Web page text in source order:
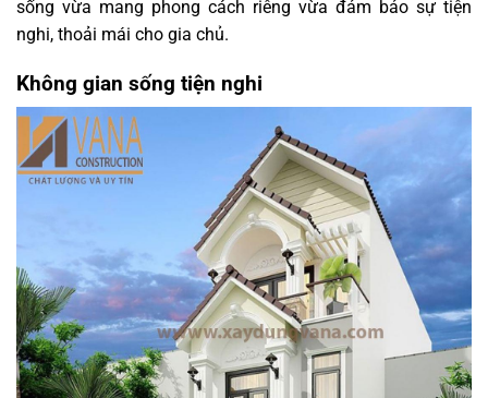
sống vừa mang phong cách riêng vừa đảm bảo sự tiện
nghi, thoải mái cho gia chủ.
Không gian sống tiện nghi